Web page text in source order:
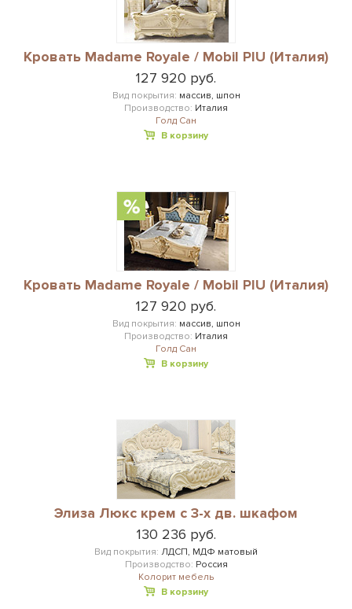
Кровать Madame Royale / Mobil PIU (Италия)
127 920 руб.
Вид покрытия: массив, шпон
Производство: Италия
Голд Сан
В корзину
Кровать Madame Royale / Mobil PIU (Италия)
127 920 руб.
Вид покрытия: массив, шпон
Производство: Италия
Голд Сан
В корзину
Элиза Люкс крем с 3-х дв. шкафом
130 236 руб.
Вид покрытия: ЛДСП, МДФ матовый
Производство: Россия
Колорит мебель
В корзину